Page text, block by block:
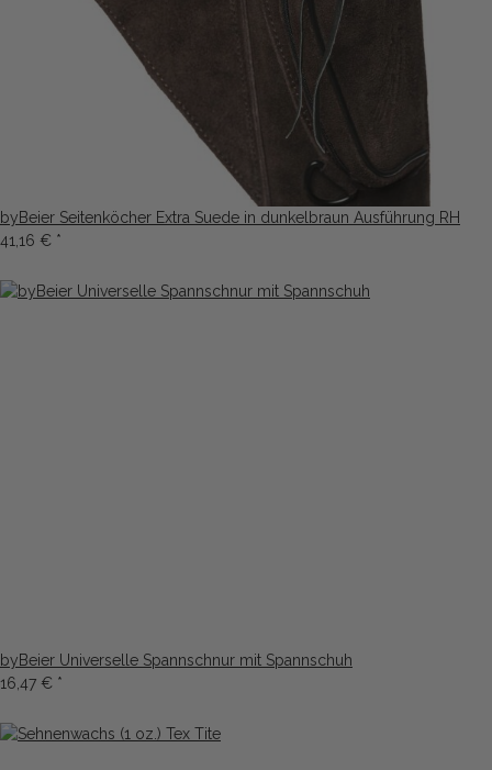
byBeier Seitenköcher Extra Suede in dunkelbraun Ausführung RH
41,16 € *
byBeier Universelle Spannschnur mit Spannschuh
16,47 € *